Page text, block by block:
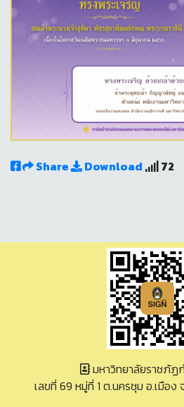
Share Download 72
มหาวิทยาลัยราชภัฏ
เลขที่ 69 หมู่ที่ 1 ต.นครชุม อ.เมือ